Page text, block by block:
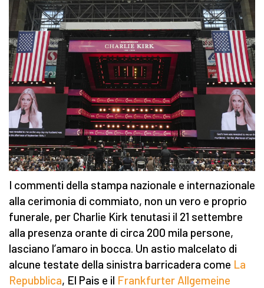
I commenti della stampa nazionale e internazionale
alla cerimonia di commiato, non un vero e proprio
funerale, per Charlie Kirk tenutasi il 21 settembre
alla presenza orante di circa 200 mila persone,
lasciano l’amaro in bocca. Un astio malcelato di
alcune testate della sinistra barricadera come La
Repubblica, El Pais e il Frankfurter Allgemeine